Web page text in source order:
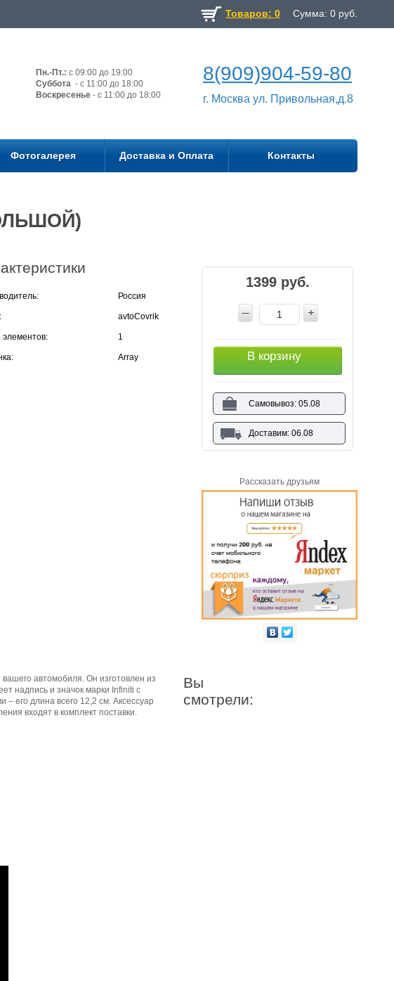
Товаров: 0 Сумма: 0 руб.
Пн.-Пт.: с 09:00 до 19:00
Суббота - с 11:00 до 18:00
Воскресенье - с 11:00 до 18:00
8(909)904-59-80
г. Москва ул. Привольная,д.8
Фотогалерея Доставка и Оплата Контакты
Россия
avtoCovrik
элементов: 1
Array
автомобиля. Он изготовлен из
надпись и значок марки Infiniti с
его длина всего 12,2 см. Аксессуар
входят в комплект поставки.
1399 руб.
В корзину
Самовывоз: 05.08
Доставим: 06.08
Рассказать друзьям
Вы
смотрели: